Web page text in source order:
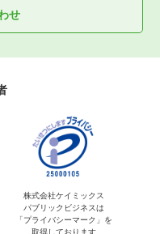
せ
株式会社ケイミックス
パブリックビジネスは
「プライバシーマーク」を